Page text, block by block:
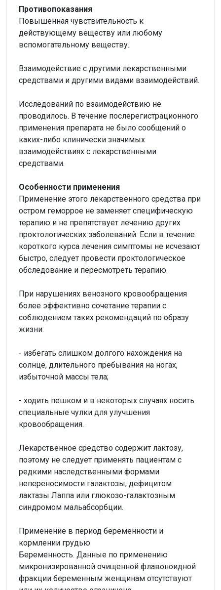
Противопоказания
Повышенная чувствительность к
действующему веществу или любому
вспомогательному веществу.
Взаимодействие с другими лекарственными
средствами и другими видами взаимодействий.
Исследований по взаимодействию не
проводилось. В течение послерегистрационного
применения препарата не было сообщений о
каких-либо клинически значимых
взаимодействиях с лекарственными
средствами.
Особенности применения
Применение этого лекарственного средства при
остром геморрое не заменяет специфическую
терапию и не препятствует лечению других
проктологических заболеваний. Если в течение
короткого курса лечения симптомы не исчезают
быстро, следует провести проктологическое
обследование и пересмотреть терапию.
При нарушениях венозного кровообращения
более эффективно сочетание терапии с
соблюдением таких рекомендаций по образу
жизни:
- избегать слишком долгого нахождения на
солнце, длительного пребывания на ногах,
избыточной массы тела;
- ходить пешком и в некоторых случаях носить
специальные чулки для улучшения
кровообращения.
Лекарственное средство содержит лактозу,
поэтому не следует применять пациентам с
редкими наследственными формами
непереносимости галактозы, дефицитом
лактазы Лаппа или глюкозо-галактозным
синдромом мальабсорбции.
Применение в период беременности и
кормлении грудью
Беременность. Данные по применению
микронизированной очищенной флавоноидной
фракции беременным женщинам отсутствуют